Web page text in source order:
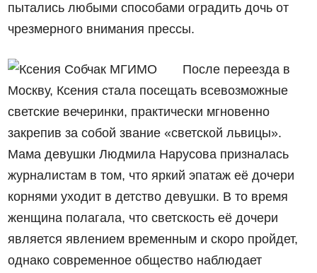
пытались любыми способами оградить дочь от
чрезмерного внимания прессы.
После переезда в
Москву, Ксения стала посещать всевозможные
светские вечеринки, практически мгновенно
закрепив за собой звание «светской львицы».
Мама девушки Людмила Нарусова призналась
журналистам в том, что яркий эпатаж её дочери
корнями уходит в детство девушки. В то время
женщина полагала, что светскость её дочери
является явлением временным и скоро пройдет,
однако современное общество наблюдает